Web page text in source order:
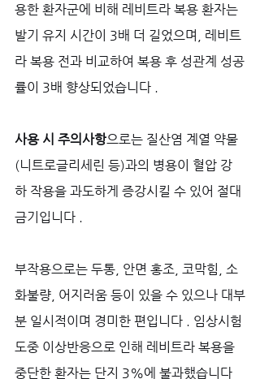
용한 환자군에 비해 레비트라 복용 환자는
발기 유지 시간이 3배 더 길었으며, 레비트
라 복용 전과 비교하여 복용 후 성관계 성공
률이 3배 향상되었습니다 .
사용 시 주의사항으로는 질산염 계열 약물
(니트로글리세린 등)과의 병용이 혈압 강
하 작용을 과도하게 증강시킬 수 있어 절대
금기입니다 .
부작용으로는 두통, 안면 홍조, 코막힘, 소
화불량, 어지러움 등이 있을 수 있으나 대부
분 일시적이며 경미한 편입니다 . 임상시험
도중 이상반응으로 인해 레비트라 복용을
중단한 환자는 단지 3%에 불과했습니다